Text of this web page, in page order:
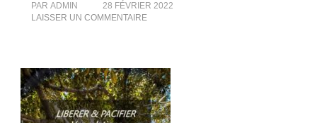
PAR ADMIN
28 FÉVRIER 2022
LAISSER UN COMMENTAIRESUR